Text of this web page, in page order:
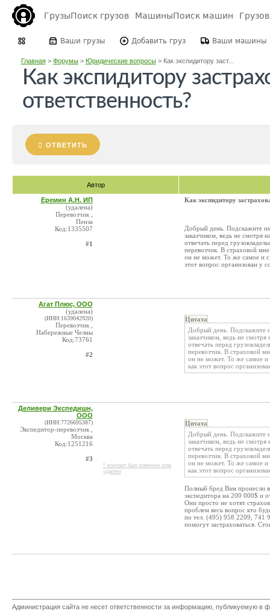
ГрузыПоиск грузов МашиныПоиск машин
Ваши грузы Добавить груз Ваши машины
Главная> Форумы> Юридические вопросы> Как экспидитору заст...
Как экспидитору
ответственность?
ОТВЕТИТЬ
Автор
Еремин А.Н. ИП
(удалена)
Перевозчик ,
Пенза
Код:1335507
#1
Как экспидитору
Добрый день. Подскажите
заказчиком, ведь не смотря
отвечать перед
перевозчик. В страховой
он не может. То же самое и с
этот вопрос организован у
Агат Плюс, ООО
(удалена)
(ИНН:1639042920)
Перевозчик ,
Набережные Челны
Код:73761
#2
Цитата
Добрый день. Подскажите
заказчиком, ведь не
отвечать перед
перевозчик. В страховой
он не может. То же самое и
как этот вопрос
Деливери Экспедишн,
ООО
(ИНН:7726695387)
Экспедитор-перевозчик ,
Москва
Код:1251216
#3
* контакт был изменен или
удален
Цитата
Добрый день. Подскажите
заказчиком, ведь не
отвечать перед
перевозчик. В страховой
он не может. То же самое и
как этот вопрос
Полный бред Вам пронесли в
экспедитора на 200 000$ и
Они просто не хотят
проблем весь вопрос кто
по тел. (495) 958 2209, 741
помогут застраховаться.
Администрация сайта не несет ответственности за информацию, публикуемую